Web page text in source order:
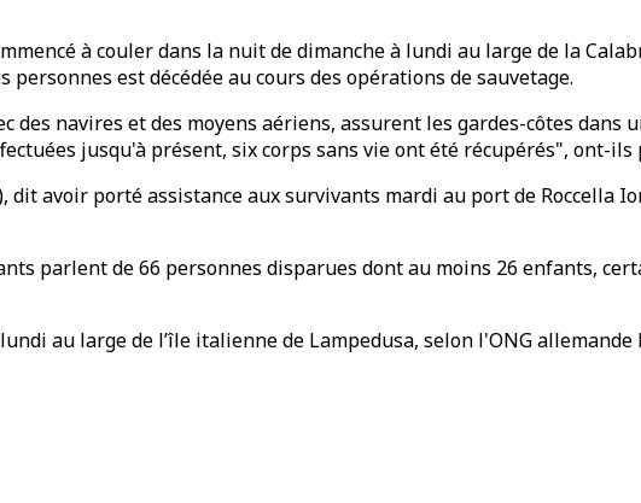
à couler dans la nuit de dimanche à lundi au large de la
est décédée au cours des opérations de sauvetage.
des navires et des moyens aériens, assurent les gardes-côtes dans
jusqu'à présent, six corps sans vie ont été récupérés", ont-ils
avoir porté assistance aux survivants mardi au port de Roccella
parlent de 66 personnes disparues dont au moins 26 enfants,
au large de l’île italienne de Lampedusa, selon l'ONG allemande